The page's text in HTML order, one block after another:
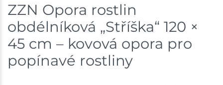
Skladové množství na prodejnách je pouze orientační.
Ceny na prodejnách se mohou lišit od cen na e-
ZZN Opora rostlin
obdélníková „Stříška“ 120 ×
45 cm – kovová opora pro
popínavé rostliny